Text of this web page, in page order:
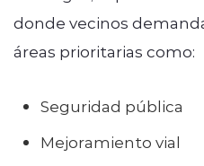
donde vecinos
áreas prioritarias como:
Seguridad pública
Mejoramiento vial